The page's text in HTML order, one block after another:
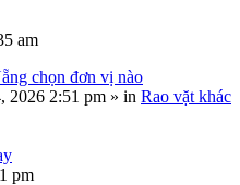
am
chọn đơn vị nào
2026 2:51 pm » in Rao vặt khác
pm